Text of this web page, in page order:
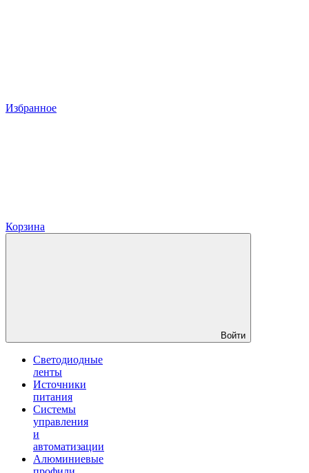
Избранное
Корзина
Войти
Светодиодные
ленты
Источники
питания
Системы
управления
и
автоматизации
Алюминиевые